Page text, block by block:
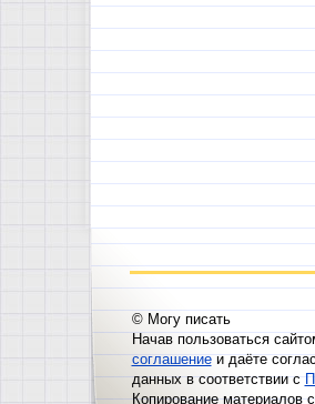
© Могу писать
Начав пользоваться
соглашениеи даёте
данных в соответствии с
Копирование материалов